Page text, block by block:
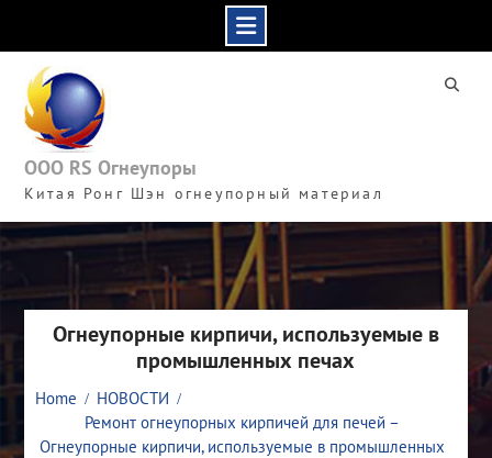
content
ООО RS Огнеупоры
Китая Ронг Шэн огнеупорный материал
Огнеупорные кирпичи, используемые в
промышленных печах
Home
НОВОСТИ
Ремонт огнеупорных кирпичей для печей –
Огнеупорные кирпичи, используемые в промышленных